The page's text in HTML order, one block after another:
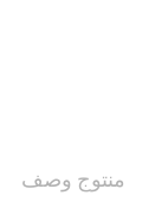
منتوج وصف